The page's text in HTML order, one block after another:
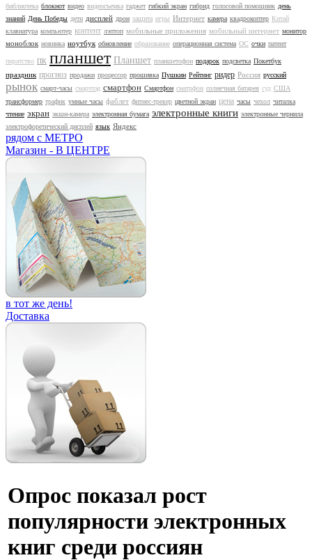
библиотека блокнот видео видеосъемка гаджет гибкий экран гибрид голосовой помощник день
знаний День Победы дети дисплей дрон защита игры Интернет камера квадрокоптер Китай
клавиатура компьютер контент лэптоп мобильные приложения мобильный интернет монитор
моноблок новинка ноутбук обновление образование операционная система ОС очки патент
пиратство ПК планшет Планшет планшетофон подарок подсветка Покетбук
праздник прогноз продажи процессор прошивка Пушкин Рейтинг ридер Россия русский
рынок смарт-часы смартпэд смартфон Смартфон сматрфон солнечная батарея суд США
трансформер трафик умные часы фаблет фитнес-трекер цветной экран цена часы чехол читалка
чтение экран экшн-камера электронная бумага электронные книги электронные чернила
электрофоретический дисплей язык Яндекс
рядом с МЕТРО
Магазин - В ЦЕНТРЕ
в тот же день!
Доставка
Опрос показал рост
популярности электронных
книг среди россиян